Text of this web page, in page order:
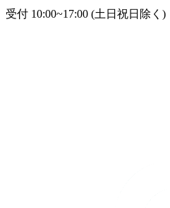
受付 10:00~17:00 (土日祝日除く)